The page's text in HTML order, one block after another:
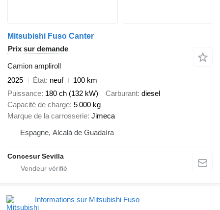
Mitsubishi Fuso Canter
Prix sur demande
Camion ampliroll
2025
État neuf
100 km
Puissance 180 ch (132 kW) Carburant diesel
Capacité de charge 5 000 kg
Marque de la carrosserie Jimeca
Espagne, Alcalá de Guadaíra
Concesur Sevilla
Informations sur Mitsubishi Fuso